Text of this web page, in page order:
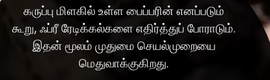
கருப்பு மிளகில் உள்ள பைப்பரின் எனப்படும்
கூறு, ஃப்ரீ ரேடிக்கல்களை எதிர்த்துப் போராடும்.
இதன் மூலம் முதுமை செயல்முறையை